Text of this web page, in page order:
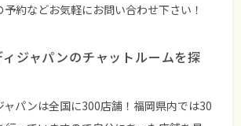
約などお気軽にお問い合わせ下さい！
ジャパンのチャットルームを探
ャパンは全国に300店舗！福岡県内では30